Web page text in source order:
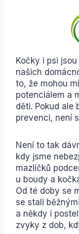
Kočky i psi
našich
to, že mohou
potenciálem a
děti. Pokud ale
prevenci, není
Není to tak
kdy jsme
mazlíčků
u boudy a
Od té doby se
se stali
a někdy i
zvyky z dob,